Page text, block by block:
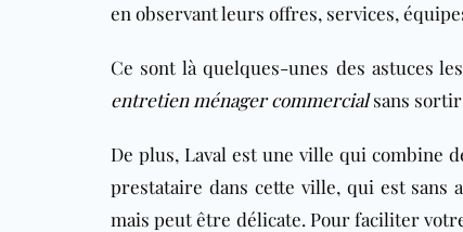
en observant leurs offres, services,
Ce sont là quelques-unes des astuces
entretien ménager commercialsans sortir
De plus, Laval est une ville qui combine
prestataire dans cette ville, qui est sans
mais peut être délicate. Pour faciliter